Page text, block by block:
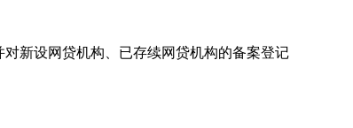
新设网贷机构、已存续网贷机构的备案登记